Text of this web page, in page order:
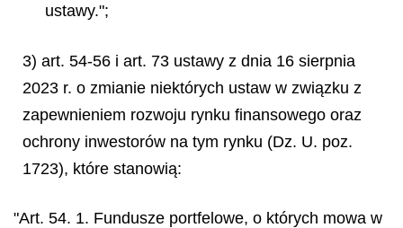
ustawy.";
3) art. 54-56 i art. 73 ustawy z dnia 16 sierpnia
2023 r. o zmianie niektórych ustaw w związku z
zapewnieniem rozwoju rynku finansowego oraz
ochrony inwestorów na tym rynku (Dz. U. poz.
1723), które stanowią:
"Art. 54. 1. Fundusze portfelowe, o których mowa w